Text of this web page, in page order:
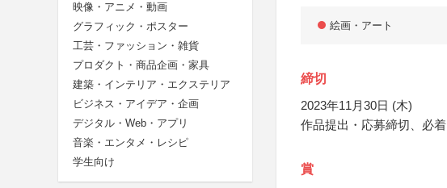
映像・アニメ・動画
グラフィック・ポスター
工芸・ファッション・雑貨
プロダクト・商品企画・家具
建築・インテリア・エクステリア
ビジネス・アイデア・企画
デジタル・Web・アプリ
音楽・エンタメ・レシピ
学生向け
絵画・アート
締切
2023年11月30日 (木)
作品提出・応募締切、必着
賞